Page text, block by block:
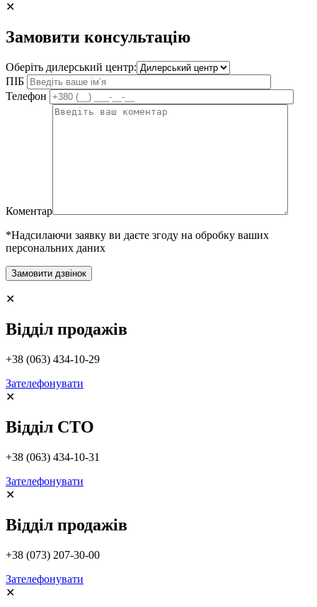
✕
Замовити консультацію
Оберіть дилерський центр:
ПІБ
Телефон
Коментар
*Надсилаючи заявку ви даєте згоду на обробку ваших
персональних даних
✕
Відділ продажів
+38 (063) 434-10-29
Зателефонувати
✕
Відділ СТО
+38 (063) 434-10-31
Зателефонувати
✕
Відділ продажів
+38 (073) 207-30-00
Зателефонувати
✕